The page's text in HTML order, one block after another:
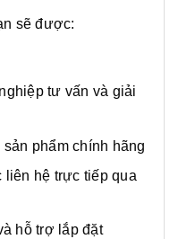
sẽ được:
tư vấn và giải
phẩm chính hãng
liên hệ trực tiếp qua
hỗ trợ lắp đặt